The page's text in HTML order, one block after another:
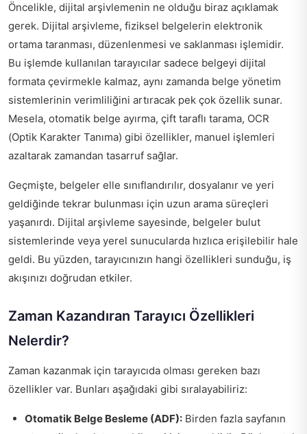
Öncelikle, dijital arşivlemenin ne olduğu biraz açıklamak
gerek. Dijital arşivleme, fiziksel belgelerin elektronik
ortama taranması, düzenlenmesi ve saklanması işlemidir.
Bu işlemde kullanılan tarayıcılar sadece belgeyi dijital
formata çevirmekle kalmaz, aynı zamanda belge yönetim
sistemlerinin verimliliğini artıracak pek çok özellik sunar.
Mesela, otomatik belge ayırma, çift taraflı tarama, OCR
(Optik Karakter Tanıma) gibi özellikler, manuel işlemleri
azaltarak zamandan tasarruf sağlar.
Geçmişte, belgeler elle sınıflandırılır, dosyalanır ve yeri
geldiğinde tekrar bulunması için uzun arama süreçleri
yaşanırdı. Dijital arşivleme sayesinde, belgeler bulut
sistemlerinde veya yerel sunucularda hızlıca erişilebilir hale
geldi. Bu yüzden, tarayıcınızın hangi özellikleri sunduğu, iş
akışınızı doğrudan etkiler.
Zaman Kazandıran Tarayıcı Özellikleri
Nelerdir?
Zaman kazanmak için tarayıcıda olması gereken bazı
özellikler var. Bunları aşağıdaki gibi sıralayabiliriz:
Otomatik Belge Besleme (ADF): Birden fazla sayfanın